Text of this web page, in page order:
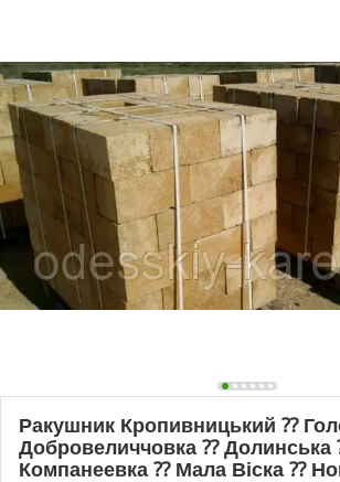
Ракушник Кропивницький ⁇
Добровеличчовка ⁇ Долинська
Компанеевка ⁇ Мала Віска ⁇